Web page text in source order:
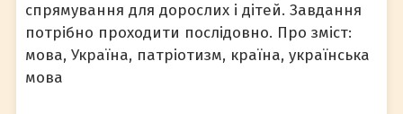
спрямування для дорослих і дітей. Завдання
потрібно проходити послідовно. Про зміст:
мова, Україна, патріотизм, країна, українська
мова